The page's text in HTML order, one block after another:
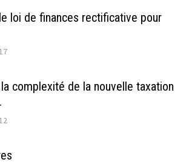
loi de finances rectificative pour
complexité de la nouvelle taxation